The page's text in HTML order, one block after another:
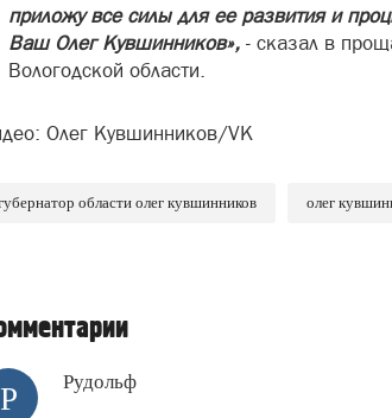
приложу все силы для ее развития и
Ваш Олег Кувшинников», - сказал в
Вологодской области.
Олег Кувшинников/VK
области олег кувшинников олег
Р Рудольф